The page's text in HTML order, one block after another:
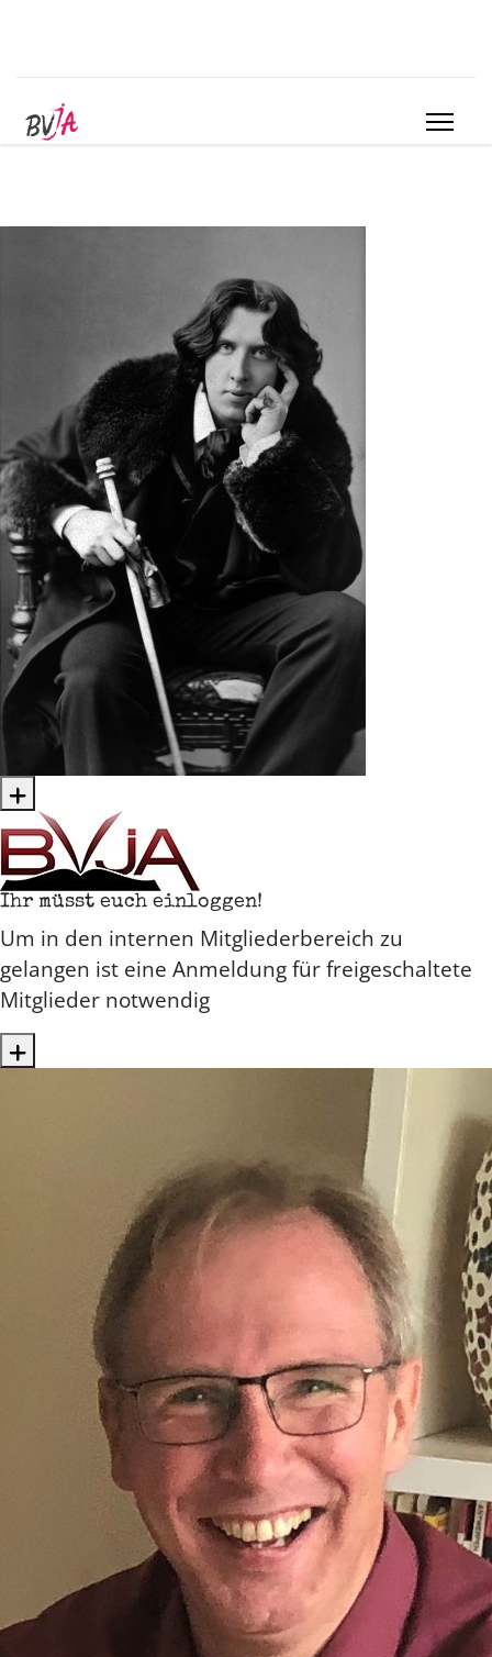
Ihr müsst euch einloggen!
Um in den internen Mitgliederbereich zu
gelangen ist eine Anmeldung für freigeschaltete
Mitglieder notwendig